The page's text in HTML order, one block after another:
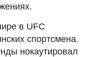
в UFC
спортсмена.
нокаутировал